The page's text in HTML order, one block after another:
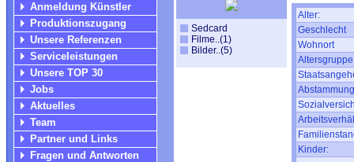
Anmeldung Künstler
Produktionszugang
Unsere Referenzen
Serviceleistungen
Unsere TOP 30
Jobs
Aktuelles
Team
Partner und Links
Fragen und Antworten
Sedcard
Filme..(1)
Bilder..(5)
Alter:
Geschlecht
Wohnort
Altersgruppe
Kinder: